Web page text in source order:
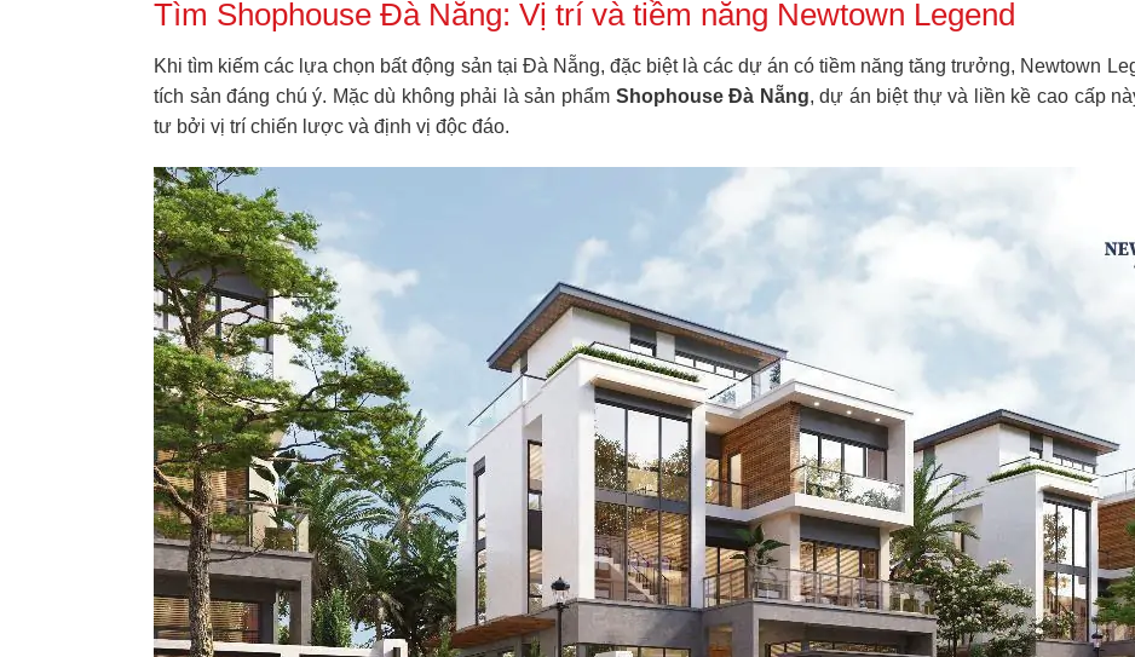
Tìm Shophouse Đà Nẵng: Vị trí và tiềm năng Newtown Legend
Khi tìm kiếm các lựa chọn bất động sản tại Đà Nẵng, đặc biệt là các dự án có tiềm năng tăng trưởng, Newtown
tích sản đáng chú ý. Mặc dù không phải là sản phẩm Shophouse Đà Nẵng, dự án biệt thự và liền kề cao cấp
tư bởi vị trí chiến lược và định vị độc đáo.